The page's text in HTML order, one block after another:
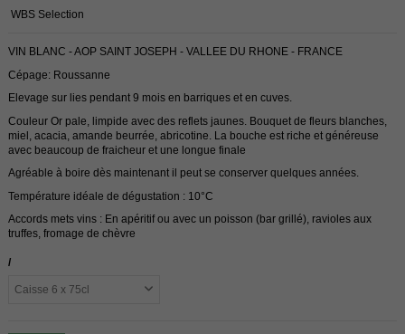
WBS Selection
VIN BLANC - AOP SAINT JOSEPH - VALLEE DU RHONE - FRANCE
Cépage: Roussanne
Elevage sur lies pendant 9 mois en barriques et en cuves.
Couleur Or pale, limpide avec des reflets jaunes. Bouquet de fleurs blanches,
miel, acacia, amande beurrée, abricotine. La bouche est riche et généreuse
avec beaucoup de fraicheur et une longue finale
Agréable à boire dès maintenant il peut se conserver quelques années.
Température idéale de dégustation : 10°C
Accords mets vins : En apéritif ou avec un poisson (bar grillé), ravioles aux
truffes, fromage de chèvre
/